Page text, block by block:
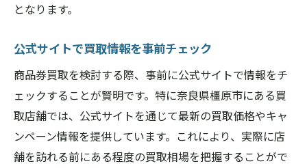
となります。
公式サイトで買取情報を事前チェック
商品券買取を検討する際、事前に公式サイトで情報をチ
ェックすることが賢明です。特に奈良県橿原市にある買
取店舗では、公式サイトを通じて最新の買取価格やキャ
ンペーン情報を提供しています。これにより、実際に店
舗を訪れる前にある程度の買取相場を把握することがで